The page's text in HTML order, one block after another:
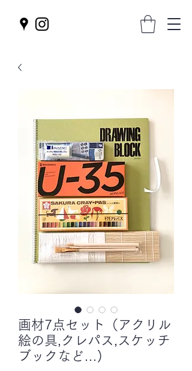
画材7点セット（アクリル
絵の具,クレパス,スケッチ
ブックなど…)